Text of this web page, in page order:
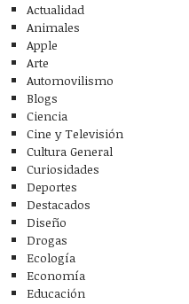
Actualidad
Animales
Apple
Arte
Automovilismo
Blogs
Ciencia
Cine y Televisión
Cultura General
Curiosidades
Deportes
Destacados
Diseño
Drogas
Ecología
Economía
Educación